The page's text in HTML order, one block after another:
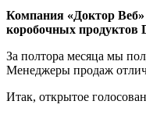
Компания «Доктор Веб»
коробочных продуктов
За полтора месяца мы
Менеджеры продаж
Итак, открытое